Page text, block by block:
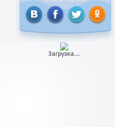
Загрузка...